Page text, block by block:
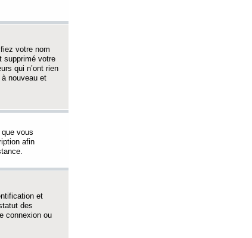
votre nom
supprimé votre
qui n’ont rien
nouveau et
vous
afin
et
des
connexion ou